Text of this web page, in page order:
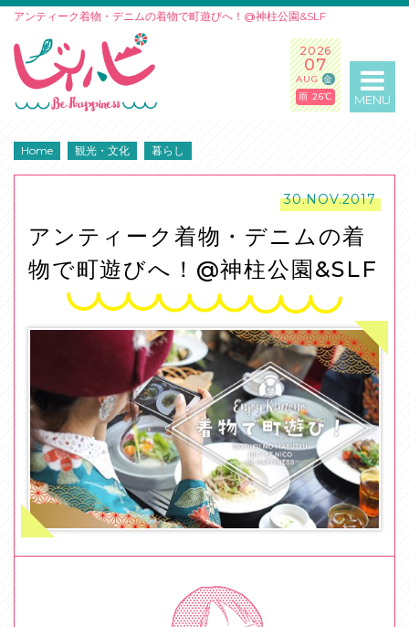
アンティーク着物・デニムの着物で町遊びへ！@神柱公園&SLF
2026
07
AUG金
雨 26℃
MENU
Home 観光・文化 暮らし
30.NOV.2017
アンティーク着物・デニムの着
物で町遊びへ！@神柱公園&SLF